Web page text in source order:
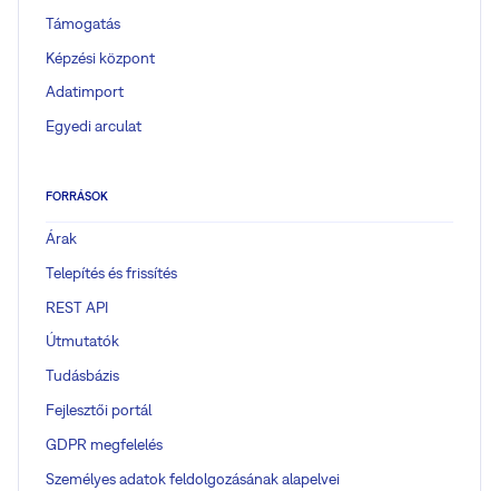
Támogatás
Képzési központ
Adatimport
Egyedi arculat
FORRÁSOK
Árak
Telepítés és frissítés
REST API
Útmutatók
Tudásbázis
Fejlesztői portál
GDPR megfelelés
Személyes adatok feldolgozásának alapelvei